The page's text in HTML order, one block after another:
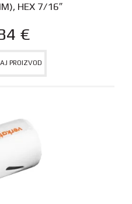
HEX 7/16″
€
PROIZVOD